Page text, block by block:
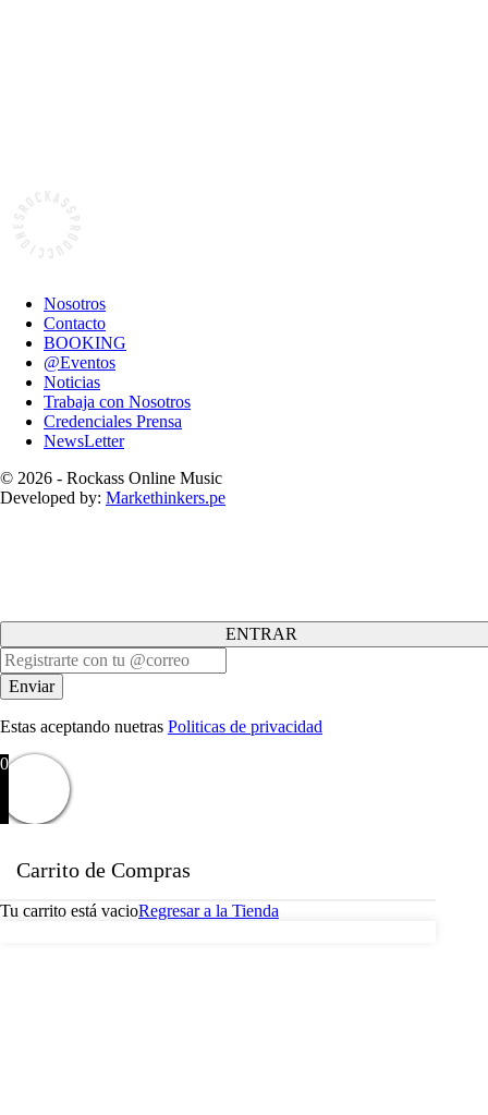
Nosotros
Contacto
BOOKING
@Eventos
Noticias
Trabaja con Nosotros
Credenciales Prensa
NewsLetter
© 2026 - Rockass Online Music
Developed by: Markethinkers.pe
ENTRAR
Estas aceptando nuetras Politicas de privacidad
0
Carrito de Compras
Tu carrito está vacioRegresar a la Tienda